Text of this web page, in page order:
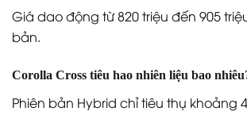
Giá dao động từ 820 triệu đến 905
bản.
Corolla Cross tiêu hao nhiên liệu bao
Phiên bản Hybrid chỉ tiêu thụ khoảng